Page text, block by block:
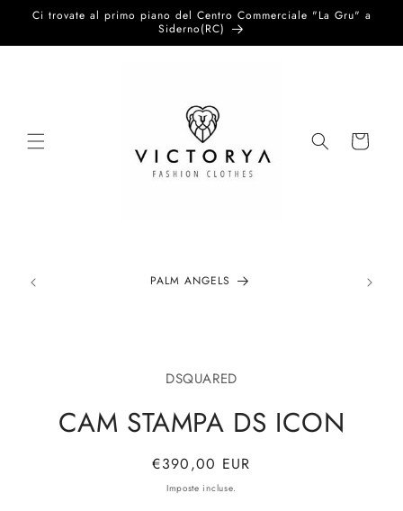
direttamente
Ci trovate al primo piano del Centro Commerciale "La Gru" a
Siderno(RC)
Carrello
PALM ANGELS
DSQUARED
CAM STAMPA DS ICON
Prezzo
€390,00 EUR
Imposte incluse.